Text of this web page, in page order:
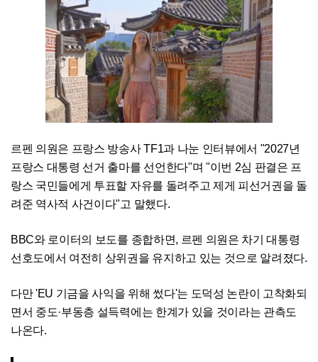
르펜 의원은 프랑스 방송사 TF1과 나눈 인터뷰에서 "2027년
프랑스 대통령 선거 출마를 선언한다"며 "이번 2심 판결은 프
랑스 국민들에게 투표할 자유를 돌려주고 제게 피선거권을 돌
려준 역사적 사건이다"고 말했다.
BBC와 로이터의 보도를 종합하면, 르펜 의원은 차기 대통령
선호도에서 여전히 상위권을 유지하고 있는 것으로 알려졌다.
다만 'EU 기금을 사익을 위해 썼다'는 도덕성 논란이 고착화되
면서 중도·부동층 설득력에는 한계가 있을 것이라는 관측도
나온다.